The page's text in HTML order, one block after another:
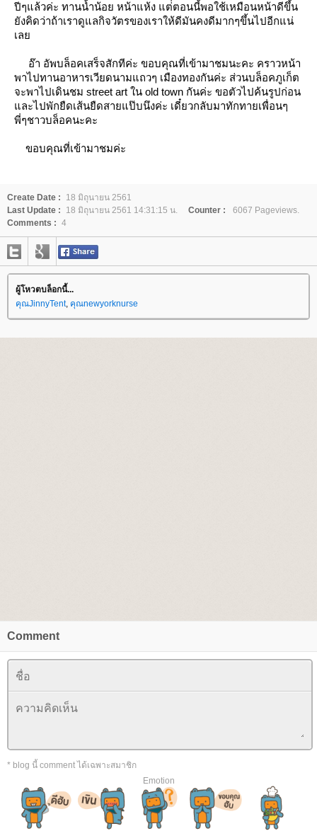
ปีๆแล้วค่ะ ทานน้ำน้อย หน้าแห้ง แต่่ตอนนี้พอใช้เหมือนหน้าดีขึ้น
ังคิดว่าถ้าเราดูแลกิจวัตรของเราให้ดีมันคงดีมากๆขึ้นไปอีกแน่
เล
อ๊า อัพบล็อคเสร็จสักทีค่ะ ขอบคุณที่เข้ามาชมนะคะ คราวหน้า
พาไปทานอาหารเวียดนามแถวๆ เมืองทองกันค่ะ ส่วนบล็อคภูเก็ต
จะพาไปเดินชม street art ใน old town กันค่ะ ขอตัวไปค้นรูปก่อน
ละไปพักยืดเส้นยืดสายแป๊บนึงค่ะ เดี๋ยวกลับมาทักทายเพื่อนๆ
พี่ๆชาวบล็อคนะคะ
ขอบคุณที่เข้ามาชมค่ะ
Create Date :
18 มิถุนายน 2561
Last Update :
18 มิถุนายน 2561 14:31:15 น. Counter :
6067 Pageviews.
Comments : 4
ผู้โหวตบล็อกนี้...
คุณJinnyTent, คุณnewyorknurse
Comment
* blog นี้ comment ได้เฉพาะสมาชิก
Emotion